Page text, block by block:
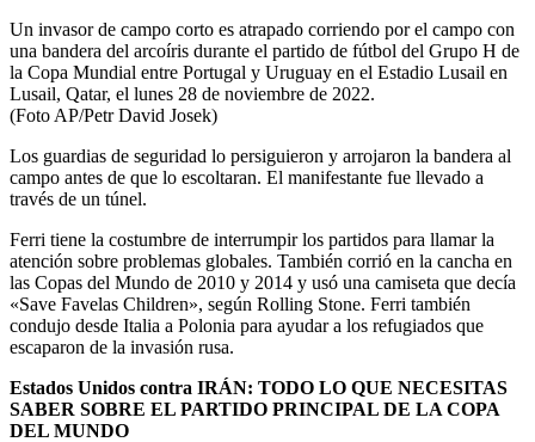
Un invasor de campo corto es atrapado corriendo por el campo con
una bandera del arcoíris durante el partido de fútbol del Grupo H de
la Copa Mundial entre Portugal y Uruguay en el Estadio Lusail en
Lusail, Qatar, el lunes 28 de noviembre de 2022.
(Foto AP/Petr David Josek)
Los guardias de seguridad lo persiguieron y arrojaron la bandera al
campo antes de que lo escoltaran. El manifestante fue llevado a
través de un túnel.
Ferri tiene la costumbre de interrumpir los partidos para llamar la
atención sobre problemas globales. También corrió en la cancha en
las Copas del Mundo de 2010 y 2014 y usó una camiseta que decía
«Save Favelas Children», según Rolling Stone. Ferri también
condujo desde Italia a Polonia para ayudar a los refugiados que
escaparon de la invasión rusa.
Estados Unidos contra IRÁN: TODO LO QUE NECESITAS
SABER SOBRE EL PARTIDO PRINCIPAL DE LA COPA
DEL MUNDO